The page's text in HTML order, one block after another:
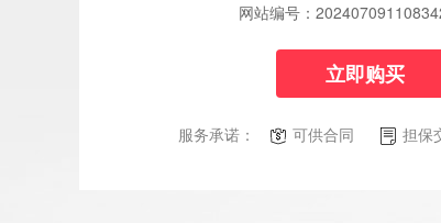
网站编号：
立即购买
服务承诺： 可供合同 担保